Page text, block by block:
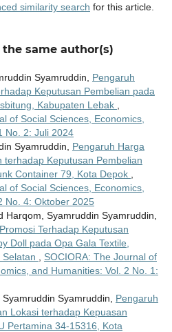
similarity search for this article.
same author(s)
Syamruddin, Pengaruh
Keputusan Pembelian pada
Kabupaten Lebak
of Social Sciences, Economics,
No. 2: Juli 2024
Syamruddin, Pengaruh Harga
terhadap Keputusan Pembelian
Container 79, Kota Depok
of Social Sciences, Economics,
No. 4: Oktober 2025
Harqom, Syamruddin Syamruddin,
Terhadap Keputusan
Doll pada Opa Gala Textile,
Selatan
SOCIORA: The Journal of
and Humanities: Vol. 2 No. 1:
Syamruddin, Pengaruh
Lokasi terhadap Kepuasan
Pertamina 34-15316, Kota